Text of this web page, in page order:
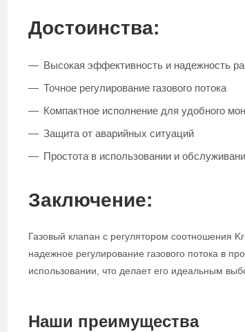
Достоинства:
Высокая эффективность и надежность
Точное регулирование газового потока
Компактное исполнение для удобного
Защита от аварийных ситуаций
Простота в использовании и
Заключение:
Газовый клапан с регулятором соотношения
надежное регулирование газового потока в
использовании, что делает его идеальным
Наши преимущества